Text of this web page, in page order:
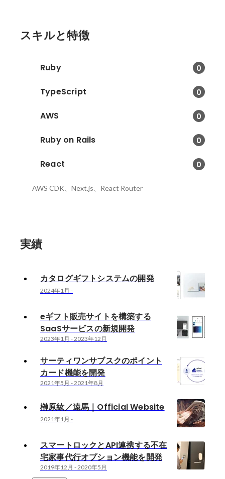
スキルと特徴
Ruby 0
TypeScript 0
AWS 0
Ruby on Rails 0
React 0
AWS CDK、Next.js、React Router
実績
カタログギフトシステムの開発
2024年1月 -
eギフト販売サイトを構築する
SaaSサービスの新規開発
2023年1月 -2023年12月
サーティワンサブスクのポイント
カード機能を開発
2021年5月 -2021年8月
榊原紘／遠馬｜Official Website
2021年1月 -
スマートロックとAPI連携する不在
宅家事代行オプション機能を開発
2019年12月 -2020年5月